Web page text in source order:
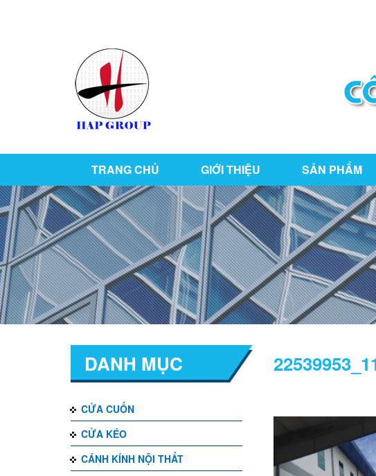
TRANG CHỦ GIỚI THIỆU SẢN PHẨM
DANH MỤC
CỬA CUỐN
CỬA KÉO
CÁNH KÍNH NỘI THẤT